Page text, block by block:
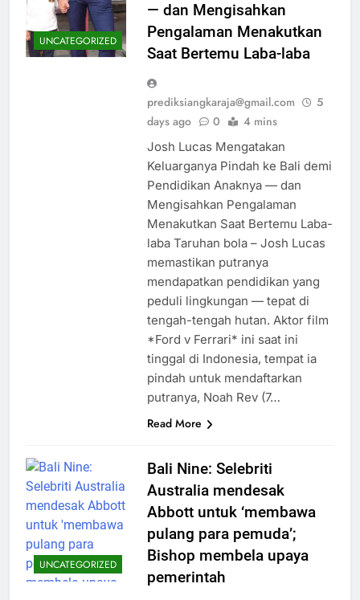
UNCATEGORIZED
— dan Mengisahkan
Pengalaman Menakutkan
Saat Bertemu Laba-laba
prediksiangkaraja@gmail.com
5
days ago
0 4 mins
Josh Lucas Mengatakan
Keluarganya Pindah ke Bali demi
Pendidikan Anaknya — dan
Mengisahkan Pengalaman
Menakutkan Saat Bertemu Laba-
laba Taruhan bola – Josh Lucas
memastikan putranya
mendapatkan pendidikan yang
peduli lingkungan — tepat di
tengah-tengah hutan. Aktor film
*Ford v Ferrari* ini saat ini
tinggal di Indonesia, tempat ia
pindah untuk mendaftarkan
putranya, Noah Rev (7…
Read More
UNCATEGORIZED
Bali Nine: Selebriti
Australia mendesak
Abbott untuk ‘membawa
pulang para pemuda’;
Bishop membela upaya
pemerintah